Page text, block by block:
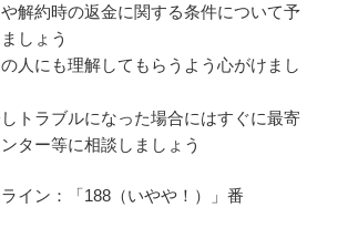
解約時の返金に関する条件について予
しょう
人にも理解してもらうよう心がけまし
トラブルになった場合にはすぐに最寄
ター等に相談しましょう
イン：「188（いやや！）」番